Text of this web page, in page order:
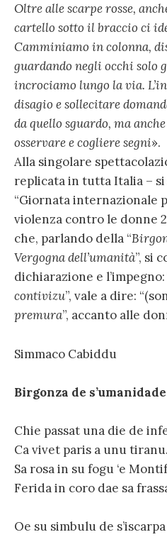
Oltre alle scarpe rosse,
cartello sotto il braccio ci
Camminiamo in colonna,
guardando negli occhi solo
incrociamo lungo la via.
disagio e sollecitare
da quello sguardo, ma
osservare e cogliere segni».
Alla singolare
replicata in tutta Italia – si
“Giornata internazionale
violenza contro le donne
che, parlando della “
Vergogna dell’umanità”, si
dichiarazione e l’impegno:
contivizu”, vale a dire:
premura”, accanto alle
Simmaco Cabiddu
Birgonza de s’umanidade
Chie passat una die de
Ca vivet paris a unu tiranu.
Sa rosa in su fogu ‘e
Ferida in coro dae sa
Oe su simbulu de